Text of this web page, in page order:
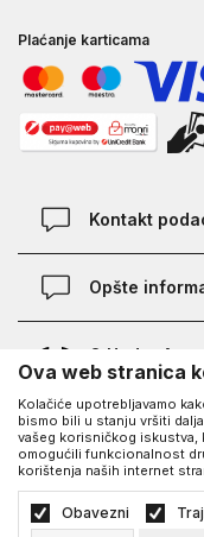
Plaćanje karticama
Kontakt
Kontakt
Opšte
Provjera statusa
Najčešća pitanja
Kako kupiti
Zamjena veličine i
O Under
O nama - priča o UA
Saznajte više o UA
Karijera
Blog
UA Social
Facebook
©2026https://
Politika privatnosti
Uslovi
Ova web stranica
Kolačiće upotrebljavamo
bismo bili u stanju vršiti
vašeg korisničkog iskustva,
omogućili funkcionalnost
korištenja naših internet
Obavezni